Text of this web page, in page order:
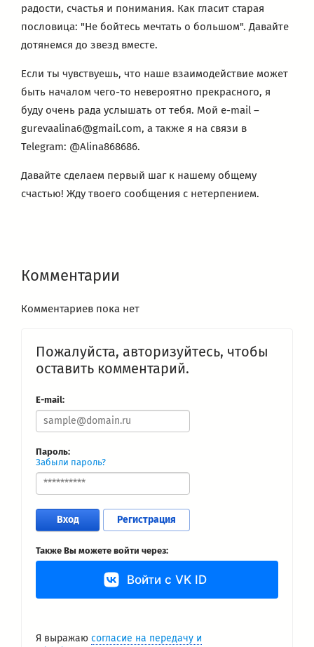
радости, счастья и понимания. Как гласит старая
пословица: "Не бойтесь мечтать о большом". Давайте
дотянемся до звезд вместе.
Если ты чувствуешь, что наше взаимодействие может
быть началом чего-то невероятно прекрасного, я
буду очень рада услышать от тебя. Мой e-mail –
gurevaalina6@gmail.com, а также я на связи в
Telegram: @Alina868686.
Давайте сделаем первый шаг к нашему общему
счастью! Жду твоего сообщения с нетерпением.
Комментарии
Комментариев пока нет
Пожалуйста, авторизуйтесь, чтобы
оставить комментарий.
E-mail:
Пароль:
Забыли пароль?
Регистрация
Вход
Также Вы можете войти через:
Войти с VK ID
Я выражаю согласие на передачу и